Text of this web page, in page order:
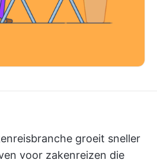
groeit sneller
voor zakenreizen die